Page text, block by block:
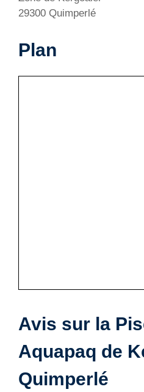
29300 Quimperlé
Plan
Avis sur la
Aquapaq de
Quimperlé